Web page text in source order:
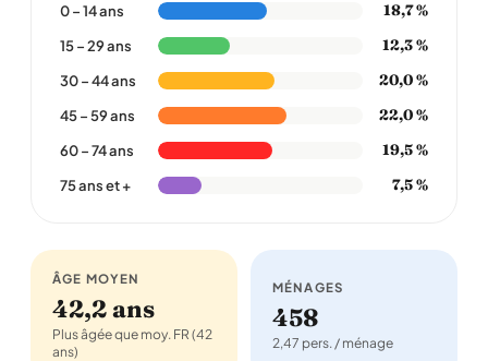
0 – 14 ans 18,7 %
15 – 29 ans 12,3 %
30 – 44 ans 20,0 %
45 – 59 ans 22,0 %
60 – 74 ans 19,5 %
75 ans et + 7,5 %
ÂGE MOYEN
42,2 ans
Plus âgée que moy. FR (42
ans)
MÉNAGES
458
2,47 pers. / ménage